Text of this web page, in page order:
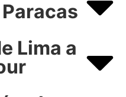
Lima a